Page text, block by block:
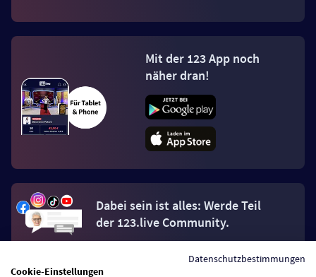
Mit der 123 App noch
näher dran!
Dabei sein ist alles: Werde Teil
der 123.live Community.
Datenschutzbestimmungen
Cookie-Einstellungen